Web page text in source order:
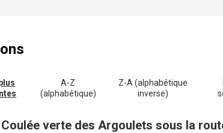
A-Z
(alphabétique)
Z-A (alphabétique
inverse)
verte des Argoulets sous la